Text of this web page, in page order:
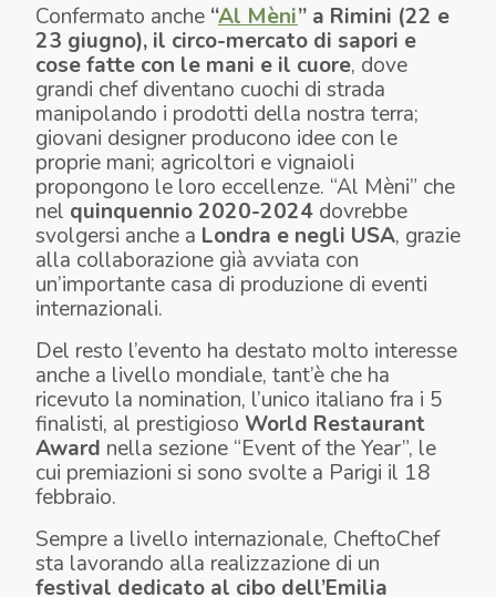
Confermato anche “Al Mèni” a Rimini (22 e
23 giugno), il circo-mercato di sapori e
cose fatte con le mani e il cuore, dove
grandi chef diventano cuochi di strada
manipolando i prodotti della nostra terra;
giovani designer producono idee con le
proprie mani; agricoltori e vignaioli
propongono le loro eccellenze. “Al Mèni” che
nel quinquennio 2020-2024 dovrebbe
svolgersi anche a Londra e negli USA, grazie
alla collaborazione già avviata con
un’importante casa di produzione di eventi
internazionali.
Del resto l’evento ha destato molto interesse
anche a livello mondiale, tant’è che ha
ricevuto la nomination, l’unico italiano fra i 5
finalisti, al prestigioso World Restaurant
Award nella sezione “Event of the Year”, le
cui premiazioni si sono svolte a Parigi il 18
febbraio.
Sempre a livello internazionale, CheftoChef
sta lavorando alla realizzazione di un
festival dedicato al cibo dell’Emilia